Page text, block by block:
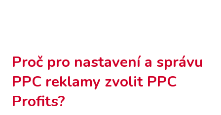
Proč pro nastavení a správu
PPC reklamy zvolit PPC
Profits?